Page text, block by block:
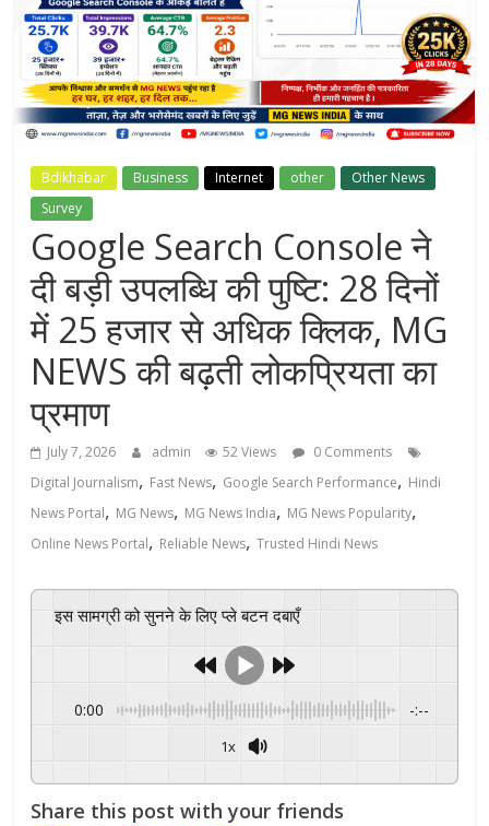
Bdikhabar Business Internet other
Other News
Survey
Google Search Console ने
दी बड़ी उपलब्धि की पुष्टि: 28 दिनों
में 25 हजार से अधिक क्लिक, MG
NEWS की बढ़ती लोकप्रियता का
प्रमाण
July 7, 2026 admin 52 Views
0 Comments
Digital Journalism, Fast News, Google Search Performance, Hindi
News Portal, MG News, MG News India, MG News Popularity,
Online News Portal, Reliable News,Trusted Hindi News
इस सामग्री को सुनने के लिए प्ले बटन दबाएँ
0:00 -:--
1x
Share this post with your friends